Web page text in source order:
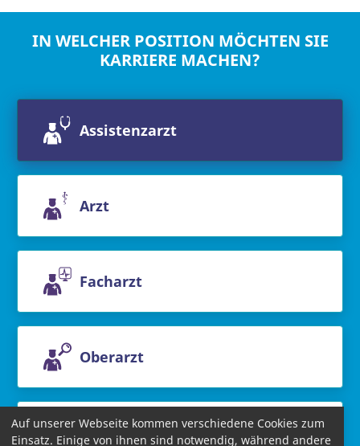
IN WELCHER POSITION MÖCHTEN SIE
KARRIERE MACHEN?
Assistenzarzt
Arzt
Facharzt
Oberarzt
Chefarzt
Auf unserer Webseite kommen verschiedene Cookies zum
Einsatz. Einige von ihnen sind notwendig, während andere